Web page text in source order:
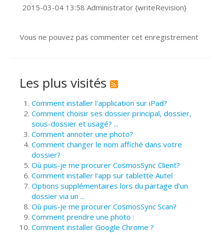
Comment installer Google Chrome ?
2015-03-04 13:58 Administrator {writeRevision}
Vous ne pouvez pas commenter cet enregistrement
Les plus visités
Comment installer l'application sur iPad?
Comment choisir ses dossier principal, dossier,
sous-dossier et usagé? ...
Comment annoter une photo?
Comment changer le nom affiché dans votre
dossier?
Où puis-je me procurer CosmosSync Client?
Comment installer l'app sur tablette Autel
Options supplémentaires lors du partage d’un
dossier via un ...
Où puis-je me procurer CosmosSync Scan?
Comment prendre une photo :
Comment installer Google Chrome ?